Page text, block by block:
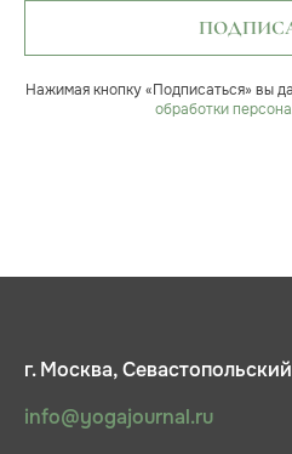
Нажимая кнопку «Подписаться» вы
обработки
г. Москва,
info@yogajournal.ru